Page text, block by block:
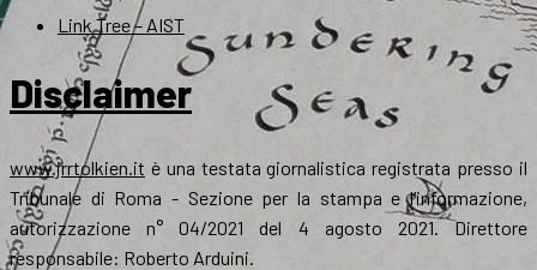
Link Tree – AIST
Disclaimer
www.jrrtolkien.it è una testata giornalistica registrata presso il
Tribunale di Roma - Sezione per la stampa e l’informazione,
autorizzazione n° 04/2021 del 4 agosto 2021. Direttore
responsabile: Roberto Arduini.